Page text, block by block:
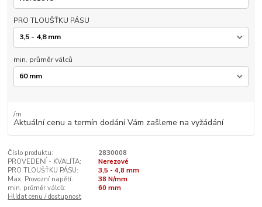
PRO TLOUŠŤKU PÁSU
min. průměr válců
/m
Aktuální cenu a termín dodání Vám zašleme na vyžádání
Číslo produktu:
2830008
PROVEDENÍ - KVALITA:
Nerezové
PRO TLOUŠŤKU PÁSU:
3,5 - 4,8 mm
Max. Provozní napětí:
38 N/mm
min. průměr válců:
60 mm
Hlídat cenu / dostupnost